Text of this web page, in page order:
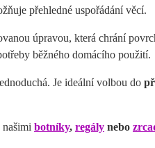
přehledné uspořádání věcí.
úpravou, která chrání
běžného domácího použití.
Je ideální volbou do
botníky, regálynebo